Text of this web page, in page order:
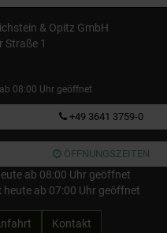
& Opitz GmbH
Straße 1
08:00 Uhr geöffnet
+49 3641 3759-0
ÖFFNUNGSZEITEN
ab 08:00 Uhr geöffnet
heute ab 07:00 Uhr geöffnet
Kontakt